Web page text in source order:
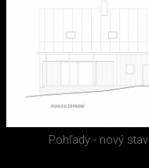
Pohľady - nový stav